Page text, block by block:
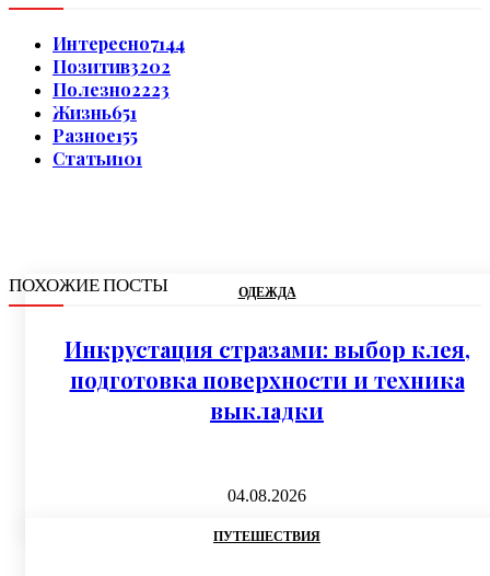
Интересно7144
Позитив3202
Полезно2223
Жизнь651
Разное155
Статьи101
ПОХОЖИЕ ПОСТЫ ОДЕЖДА
Инкрустация стразами: выбор клея,
подготовка поверхности и техника
выкладки
04.08.2026
ПУТЕШЕСТВИЯ